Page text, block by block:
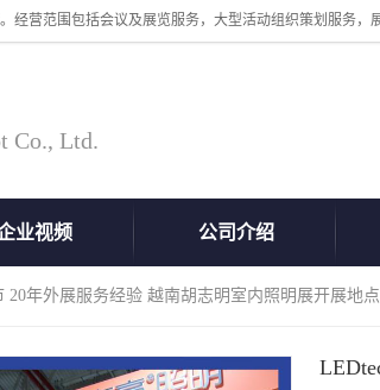
Co., Ltd.
业视频 公司介绍
20年外展服务经验 越南胡志明室内照明展开展地点